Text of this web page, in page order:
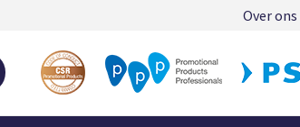
Over ons